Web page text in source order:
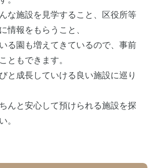
な施設を見学すること、区役所等
情報をもらうこと、
る園も増えてきているので、事前
ともできます。
と成長していける良い施設に巡り
んと安心して預けられる施設を探
。